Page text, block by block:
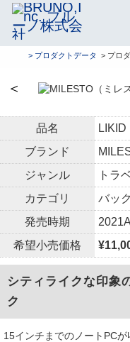
> プロダクトデータ > プロ
＜
品名
ブランド
ジャンル
トラ
カテゴリ
バッ
発売時期
希望小売価格
シティライクな印象
ク
15インチまでのノートPC